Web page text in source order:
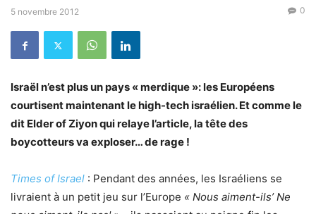
5 novembre 2012 0
Israël n’est plus un pays « merdique »: les Européens
courtisent maintenant le high-tech israélien. Et comme le
dit Elder of Ziyon qui relaye l’article, la tête des
boycotteurs va exploser… de rage !
Times of Israel : Pendant des années, les Israéliens se
livraient à un petit jeu sur l’Europe « Nous aiment-ils’ Ne